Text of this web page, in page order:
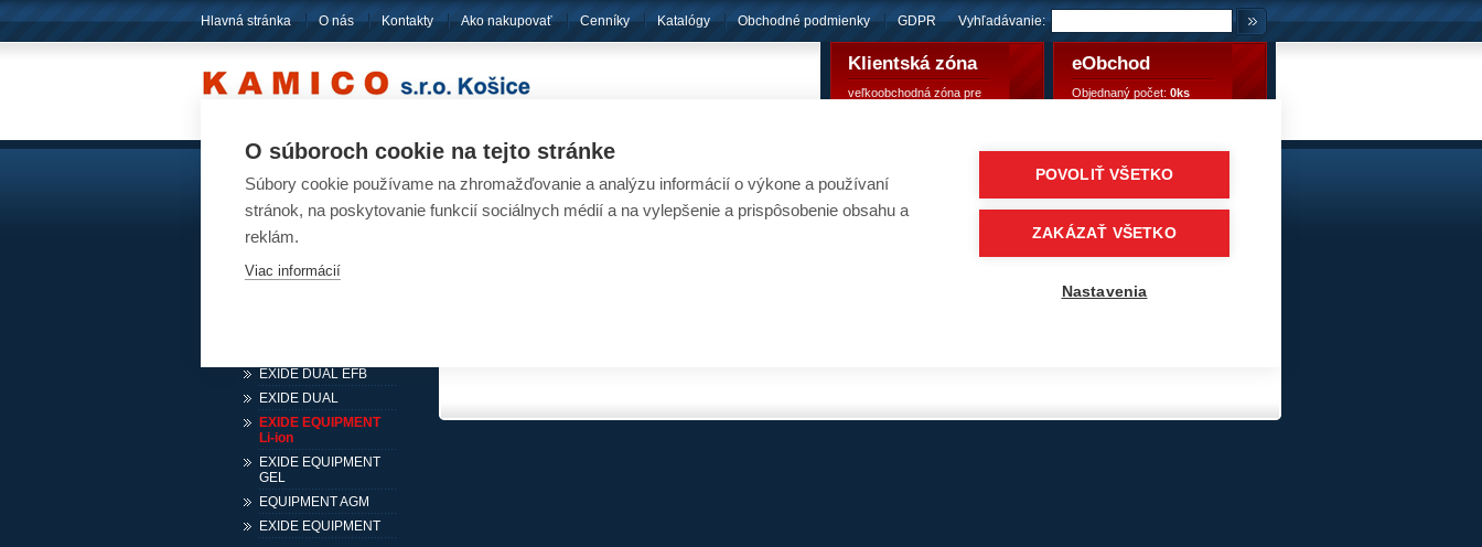
Hlavná stránka O nás Kontakty Ako nakupovať Cenníky Katalógy Obchodné podmienky GDPR Vyhľadávanie:
eObchod
Objednaný počet: 0ks
Klientská zóna
veľkoobchodná zóna pre
Akumulátory
Pre osobné automobily
Pre karavany, lode, stroje
EXIDE DUAL EFB
EXIDE DUAL
EXIDE EQUIPMENT
Li-ion
EXIDE EQUIPMENT
GEL
EQUIPMENT AGM
EXIDE EQUIPMENT
Akumulátory - EXIDE EQUIPMENT Li-ion
Pre karavany, lode, stroje EXIDE EQUIPMENT Li-ion
O súboroch cookie na tejto stránke
Súbory cookie používame na zhromažďovanie a analýzu informácií o výkone a používaní
stránok, na poskytovanie funkcií sociálnych médií a na vylepšenie a prispôsobenie obsahu a
reklám.
Viac informácií
POVOLIŤ VŠETKO
ZAKÁZAŤ VŠETKO
Nastavenia